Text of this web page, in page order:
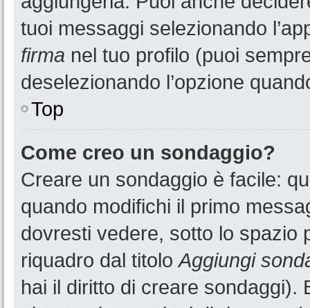
tuoi messaggi selezionando
firma nel tuo profilo (puoi
deselezionando l’opzione
Top
Come creo un sondaggio?
Creare un sondaggio è facile:
quando modifichi il primo
dovresti vedere, sotto lo spazio
riquadro dal titoloAggiungi
hai il diritto di creare sondaggi).